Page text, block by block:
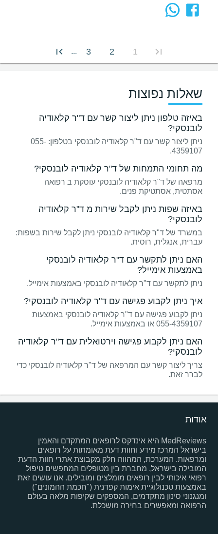
1
2
3
...
שאלות נפוצות
באיזה טלפון ניתן ליצור קשר עם ד"ר קלאודיה
לובנסקי?
ניתן ליצור קשר עם ד"ר קלאודיה לובנסקי בטלפון: 055-
4359107.
מה תחומי התמחות של ד"ר קלאודיה לובנסקי?
מרפאה של ד"ר קלאודיה לובנסקי עוסקת ב רפואה
אסתטית, אסתטיקת פנים.
באיזה שפות ניתן לקבל שירות מ ד"ר קלאודיה
לובנסקי?
במשרד של ד"ר קלאודיה לובנסקי ניתן לקבל שירות בשפות:
עברית, אנגלית, רוסית.
האם ניתן לתקשר עם ד"ר קלאודיה לובנסקי
באמצעות אימייל?
ניתן לתקשר עם ד"ר קלאודיה לובנסקי באמצעות אימייל.
איך ניתן לקבוע פגישה עם ד"ר קלאודיה לובנסקי?
ניתן לקבוע פגישה עם ד"ר קלאודיה לובנסקי באמצעות
055-4359107 או באמצעות אימייל.
האם ניתן לקבוע פגישה וירטואלית עם ד"ר קלאודיה
לובנסקי?
צריך ליצור קשר עם המרפאה של ד"ר קלאודיה לובנסקי כדי
לברר זאת.
אודות
MedReviews היא אינדקס לרופאים המתקדם והאמין
בישראל המרכז מידע וחוות דעת מאומתות על רופאים
ומרפאות. המערכת, המהווה חלק מקבוצת אתרי חוות הדעת
המובילה בישראל, מחברת בין מטופלים המחפשים טיפול
רפואי איכותי לבין רופאים מומלצים ומובילים. אנו עושים זאת
באמצעות טכנולוגיית אימות קפדנית ("חכמת ההמונים")
ומנגנוני סינון מתקדמים, המספקים שקיפות מלאה בעולם
הרפואה ומאפשרים בחירה מושכלת.